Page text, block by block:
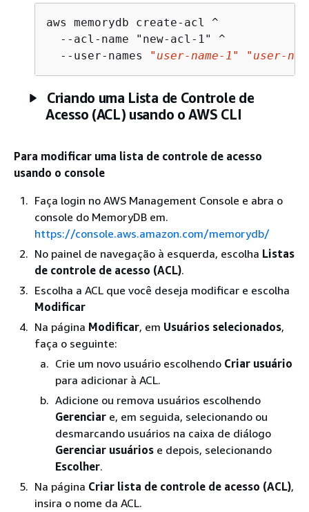
aws memorydb create-acl ^
  --acl-name "new-acl-1" ^
  --user-names
"user-name-1" "user-
Criando uma Lista de Controle de
Acesso (ACL) usando o AWS CLI
Para modificar uma lista de controle de acesso
usando o console
Faça login no AWS Management Console e abra o
console do MemoryDB em.
https://console.aws.amazon.com/memorydb/
No painel de navegação à esquerda, escolha Listas
de controle de acesso (ACL).
Escolha a ACL que você deseja modificar e escolha
Modificar
Na página Modificar, em Usuários selecionados,
faça o seguinte:
Crie um novo usuário escolhendo Criar usuário
para adicionar à ACL.
Adicione ou remova usuários escolhendo
Gerenciar e, em seguida, selecionando ou
desmarcando usuários na caixa de diálogo
Gerenciar usuários e depois, selecionando
Escolher.
Na página Criar lista de controle de acesso (ACL),
insira o nome da ACL.